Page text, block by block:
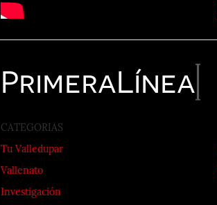
PrimeraLínea
CATEGORIAS
Tu Valledupar
Vallenato
Investigación